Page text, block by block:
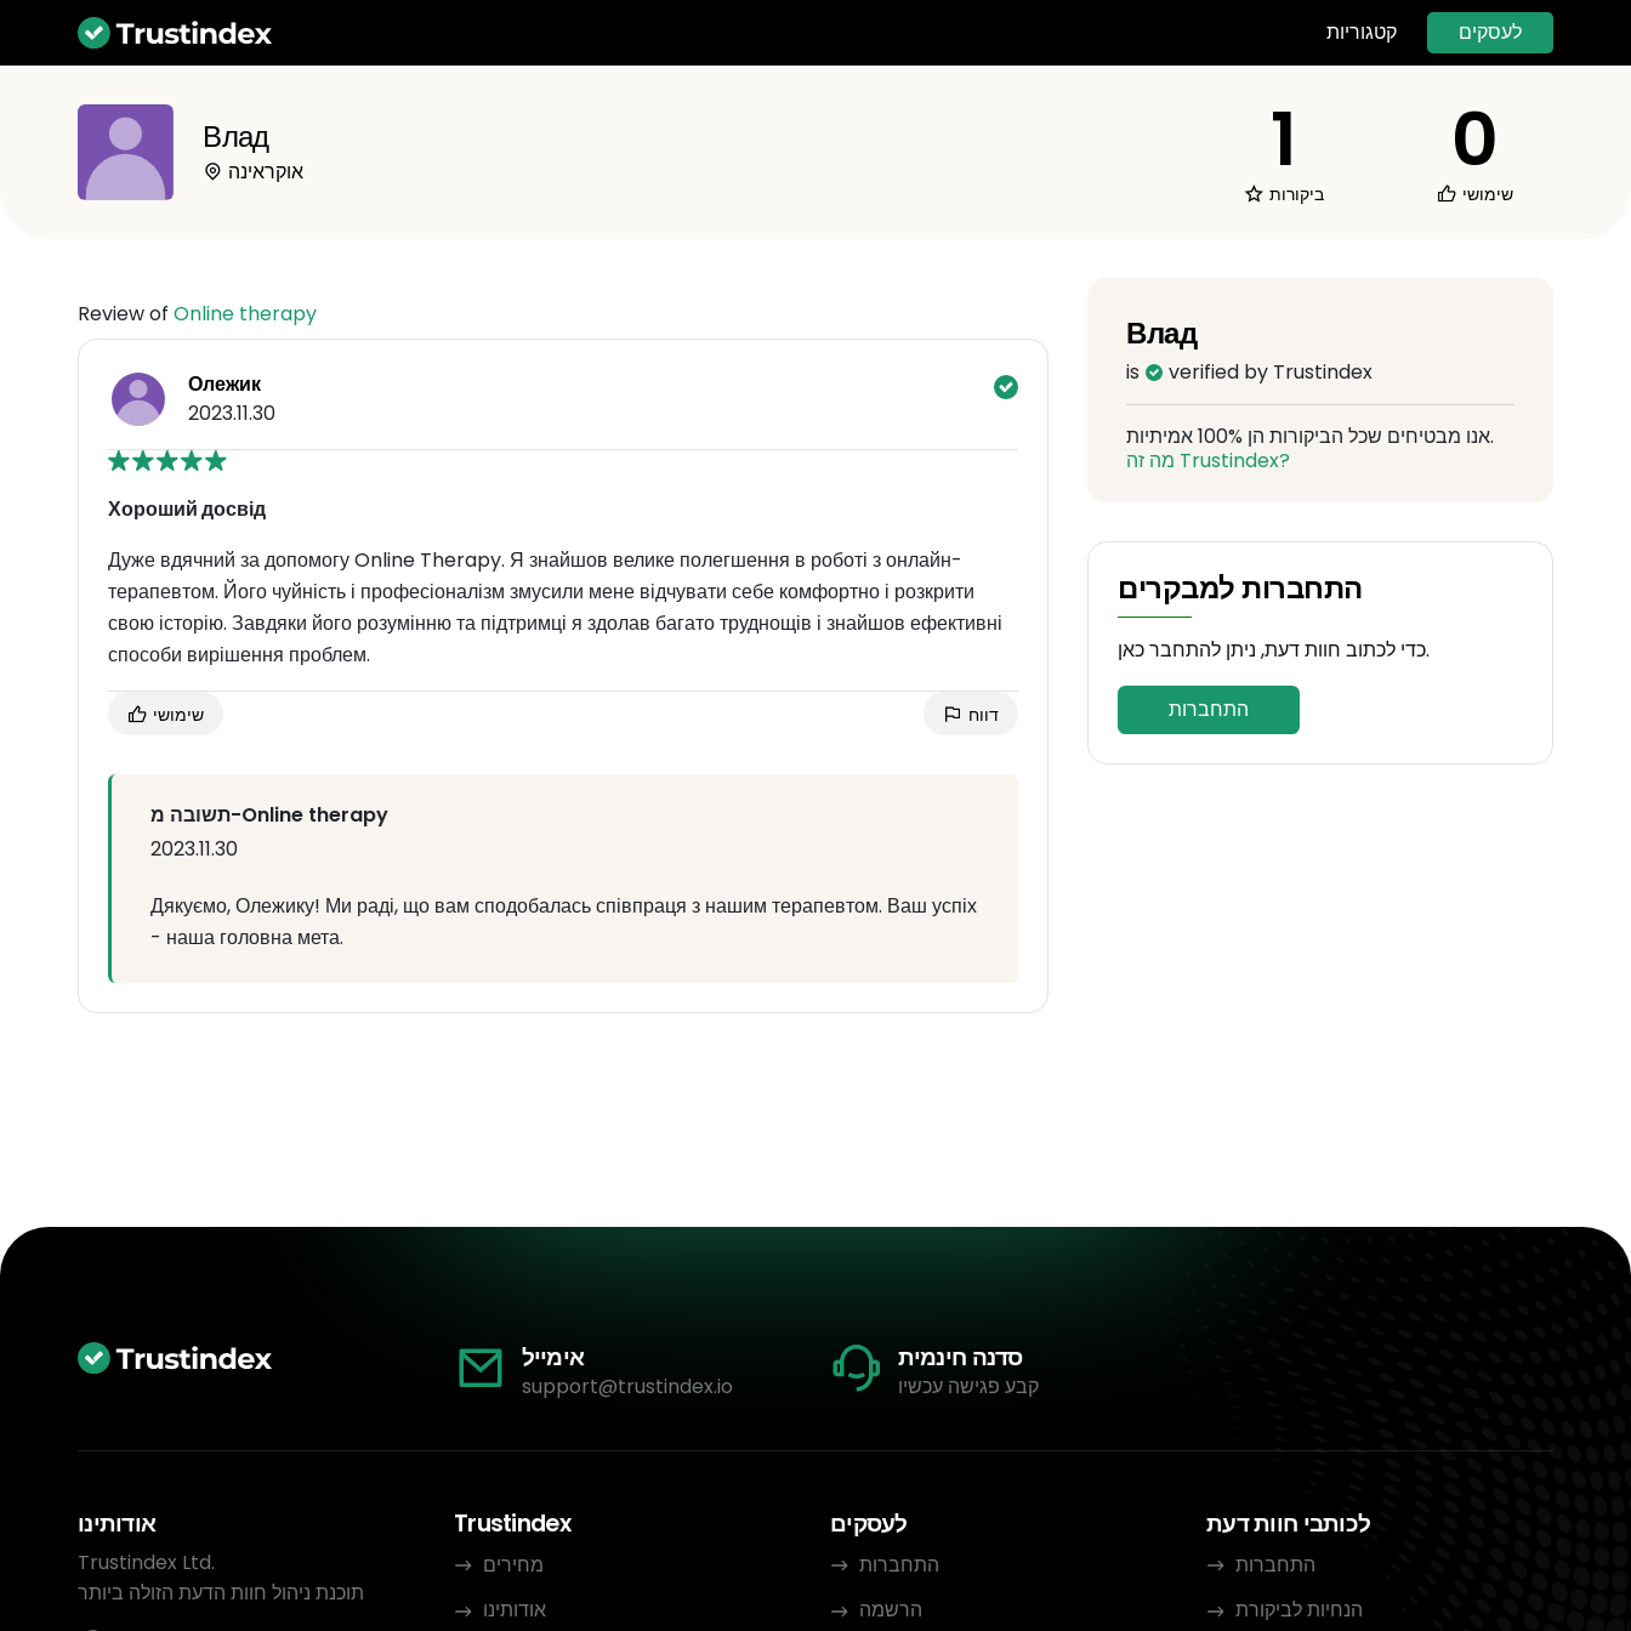
קטגוריות לעסקים
Влад
אוקראינה 1
ביקורות
0
שימושי
Review of Online therapy
Олежик
2023.11.30
Хороший досвід
Дуже вдячний за допомогу Online Therapy. Я знайшов велике полегшення в роботі з онлайн-
терапевтом. Його чуйність і професіоналізм змусили мене відчувати себе комфортно і розкрити
свою історію. Завдяки його розумінню та підтримці я здолав багато труднощів і знайшов ефективні
способи вирішення проблем.
שימושי דווח
תשובה מ-Online therapy
2023.11.30
Дякуємо, Олежику! Ми раді, що вам сподобалась співпраця з нашим терапевтом. Ваш успіх
- наша головна мета.
Влад
is verified by Trustindex
אנו מבטיחים שכל הביקורות הן 100% אמיתיות.
מה זה Trustindex?
התחברות למבקרים
כדי לכתוב חוות דעת, ניתן להתחבר כאן.
התחברות
אימייל
support@trustindex.io
סדנה חינמית
קבע פגישה עכשיו
אודותינו
Trustindex Ltd.
תוכנת ניהול חוות הדעת הזולה ביותר
Trustindex
מחירים
אודותינו
לעסקים
התחברות
הרשמה
לכותבי חוות דעת
התחברות
הנחיות לביקורת